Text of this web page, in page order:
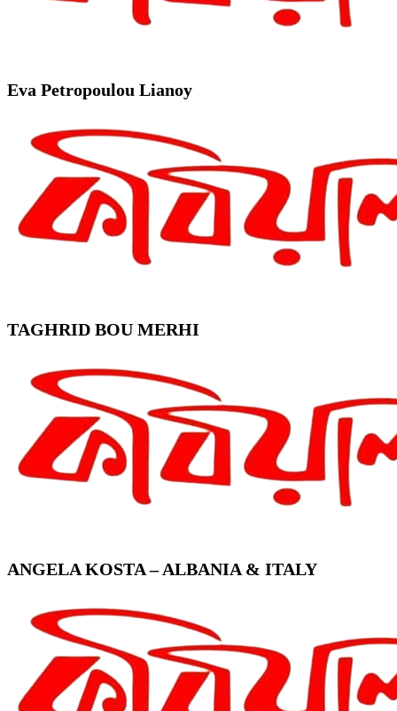
Eva Petropoulou Lianoy
TAGHRID BOU MERHI
ANGELA KOSTA – ALBANIA & ITALY